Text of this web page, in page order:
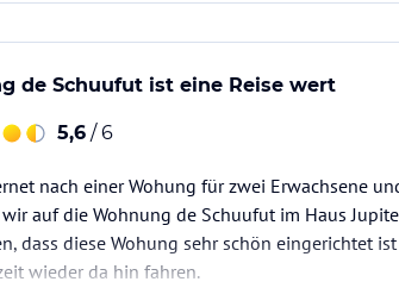
de Schuufut ist eine Reise wert
5,6 / 6
nach einer Wohung für zwei Erwachsene
auf die Wohnung de Schuufut im Haus
dass diese Wohung sehr schön eingerichtet
wieder da hin fahren.